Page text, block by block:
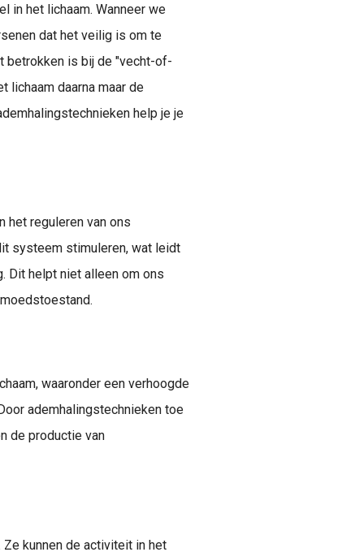
in het lichaam. Wanneer we
dat het veilig is om te
betrokken is bij de "vecht-of-
lichaam daarna maar de
help je je
het reguleren van ons
systeem stimuleren, wat leidt
Dit helpt niet alleen om ons
waaronder een verhoogde
ademhalingstechnieken toe
de productie van
kunnen de activiteit in het